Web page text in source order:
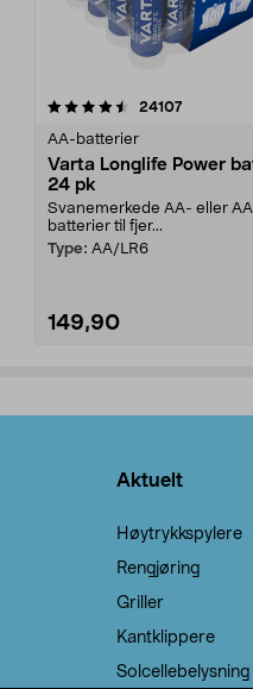
24107
AA-batterier
Varta Longlife Power
24 pk
Svanemerkede AA- eller
batterier til fjer...
Type: AA/LR6
149,90
4.5av 5 stjerner
Aktuelt
Høytrykkspylere
Rengjøring
Griller
Kantklippere
Solcellebelysning